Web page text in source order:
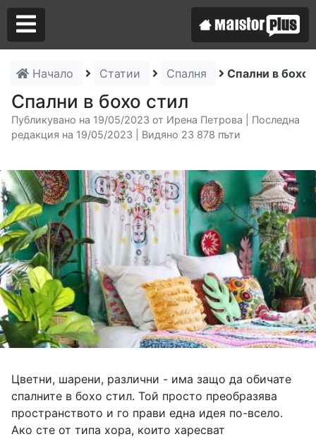
Начало Статии Спалня Спални в бохо
Спални в бохо стил
Публикувано на 19/05/2023 от Ирена Петрова | Последна
редакция на 19/05/2023 | Видяно 23 878 пъти
Цветни, шарени, различни - има защо да обичате
спалните в бохо стил. Той просто преобразява
пространството и го прави една идея по-всело.
Ако сте от типа хора, които харесват
Аз съм майстор
Търся майстор